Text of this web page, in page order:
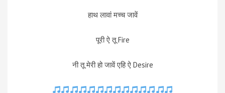
हाथ लावां मच्च जावें
पूरी ऐ तू Fire
नी तू मेरी हो जावें एहि ऐ Desire